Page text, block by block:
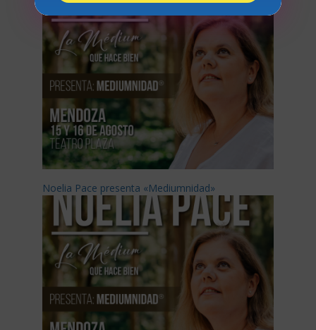
Noelia Pace presenta «Mediumnidad»